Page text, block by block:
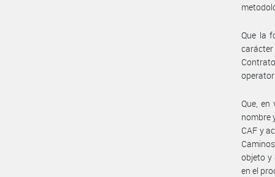
Que la
Que,
nombre
CAF y
objeto y
en el